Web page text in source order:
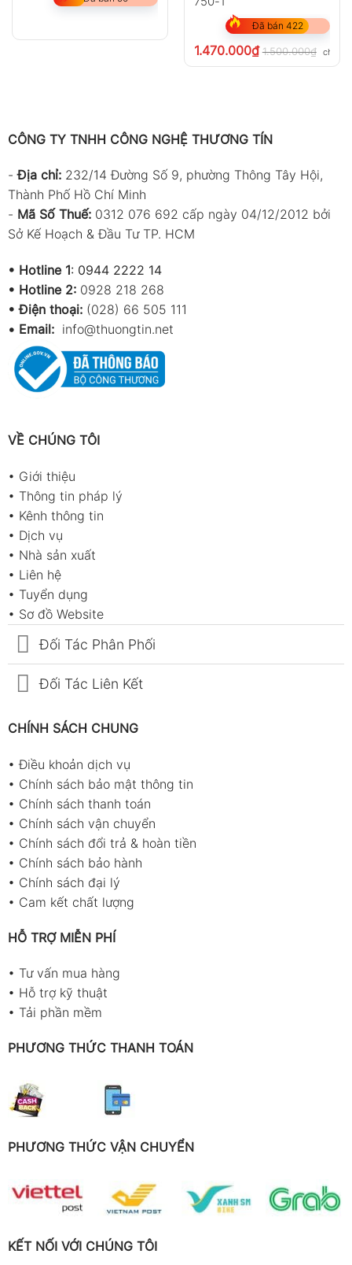
Đã bán 422
1.470.000₫ 1.500.000₫ chưa
CÔNG TY TNHH CÔNG NGHỆ THƯƠNG TÍN
-Địa chỉ: 232/14 Đường Số 9, phường Thông Tây Hội,
Thành Phố Hồ Chí Minh
- Mã Số Thuế: 0312 076 692 cấp ngày 04/12/2012 bởi
Sở Kế Hoạch & Đầu Tư TP. HCM
• Hotline 1: 0944 2222 14
• Hotline 2: 0928 218 268
• Điện thoại: (028) 66 505 111
• Email: info@thuongtin.net
VỀ CHÚNG TÔI
• Giới thiệu
• Thông tin pháp lý
• Kênh thông tin
• Dịch vụ
• Nhà sản xuất
• Liên hệ
• Tuyển dụng
• Sơ đồ Website
Đối Tác Phân Phối
Đối Tác Liên Kết
CHÍNH SÁCH CHUNG
•Điều khoản dịch vụ
• Chính sách bảo mật thông tin
• Chính sách thanh toán
• Chính sách vận chuyển
• Chính sách đổi trả & hoàn tiền
• Chính sách bảo hành
• Chính sách đại lý
• Cam kết chất lượng
HỖ TRỢ MIỄN PHÍ
• Tư vấn mua hàng
• Hỗ trợ kỹ thuật
• Tải phần mềm
PHƯƠNG THỨC THANH TOÁN
PHƯƠNG THỨC VẬN CHUYỂN
KẾT NỐI VỚI CHÚNG TÔI